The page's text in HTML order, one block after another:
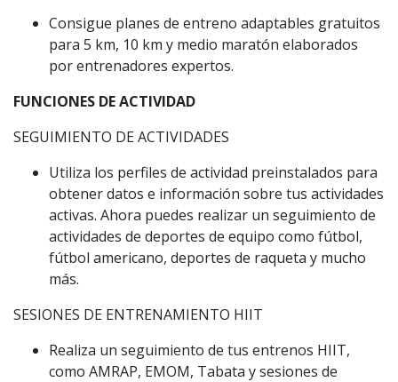
Consigue planes de entreno adaptables gratuitos
para 5 km, 10 km y medio maratón elaborados
por entrenadores expertos.
FUNCIONES DE ACTIVIDAD
SEGUIMIENTO DE ACTIVIDADES
Utiliza los perfiles de actividad preinstalados para
obtener datos e información sobre tus actividades
activas. Ahora puedes realizar un seguimiento de
actividades de deportes de equipo como fútbol,
fútbol americano, deportes de raqueta y mucho
más.
SESIONES DE ENTRENAMIENTO HIIT
Realiza un seguimiento de tus entrenos HIIT,
como AMRAP, EMOM, Tabata y sesiones de